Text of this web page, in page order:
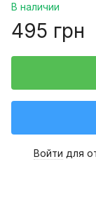
В наличии
495 грн
Войти для